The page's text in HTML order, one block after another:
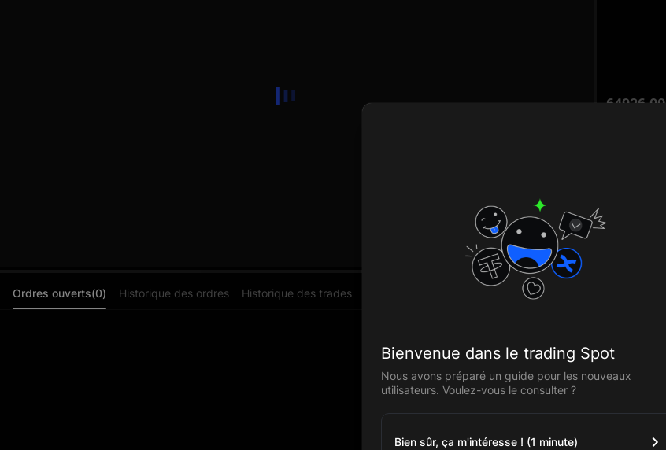
64926.00
Ordres ouverts(0) Historique des ordres Historique des trades
Bienvenue dans le trading Spot
Nous avons préparé un guide pour les nouveaux
utilisateurs. Voulez-vous le consulter ?
Bien sûr, ça m'intéresse ! (1 minute)